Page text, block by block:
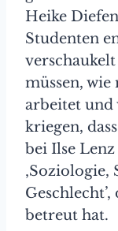
Heike
Studenten
müssen,
arbeitet und
kriegen,
bei Ilse
‚Soziologie,
betreut hat.